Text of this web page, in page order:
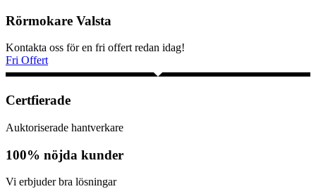
Rörmokare Valsta
Kontakta oss för en fri offert redan idag!
Fri Offert
Certfierade
Auktoriserade hantverkare
100% nöjda kunder
Vi erbjuder bra lösningar